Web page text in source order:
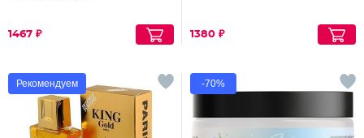
1467 ₽ 1380 ₽
Рекомендуем -70%